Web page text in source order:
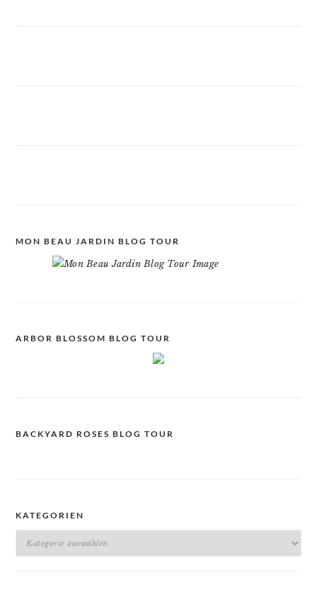
MON BEAU JARDIN BLOG TOUR
ARBOR BLOSSOM BLOG TOUR
BACKYARD ROSES BLOG TOUR
KATEGORIEN
Kategorien